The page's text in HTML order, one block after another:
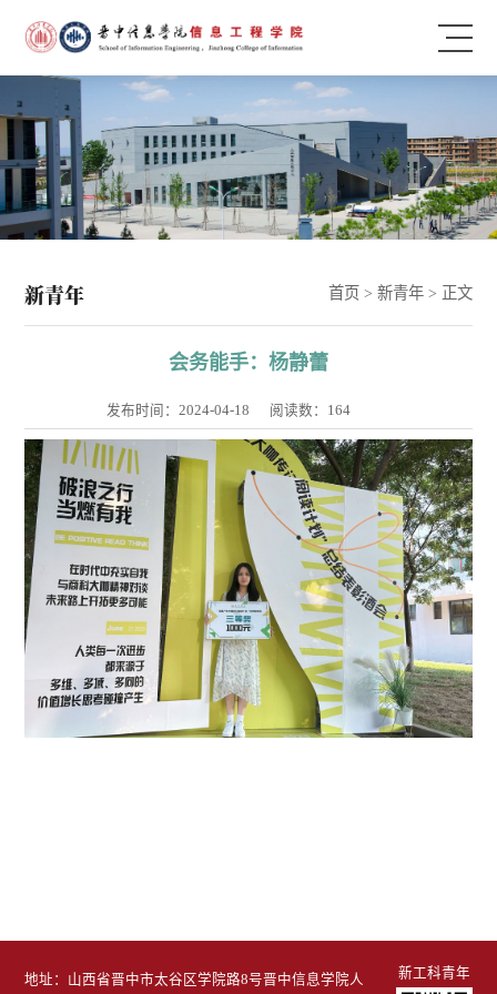
新青年 首页 > 新青年> 正文
会务能手：杨静蕾
发布时间：2024-04-18 阅读数： 164
地址：山西省晋中市太谷区学院路8号晋中信息学院人 新工科青年